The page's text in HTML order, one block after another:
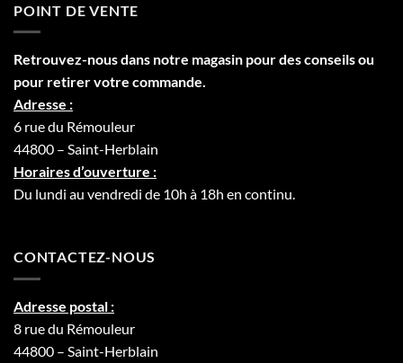
POINT DE VENTE
Retrouvez-nous dans notre magasin pour des conseils ou
pour retirer votre commande.
Adresse :
6 rue du Rémouleur
44800 – Saint-Herblain
Horaires d’ouverture :
Du lundi au vendredi de 10h à 18h en continu.
CONTACTEZ-NOUS
Adresse postal :
8 rue du Rémouleur
44800 – Saint-Herblain